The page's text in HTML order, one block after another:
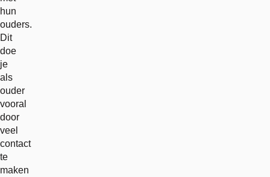
hun
ouders.
Dit
doe
je
als
ouder
vooral
door
veel
contact
te
maken